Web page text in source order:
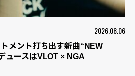
2026.08.06
メント打ち出す新曲“NEW
ースはVLOT × NGA